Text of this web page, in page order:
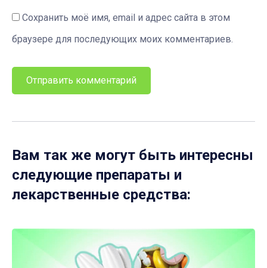
Сохранить моё имя, email и адрес сайта в этом
браузере для последующих моих комментариев.
Вам так же могут быть интересны
следующие препараты и
лекарственные средства: